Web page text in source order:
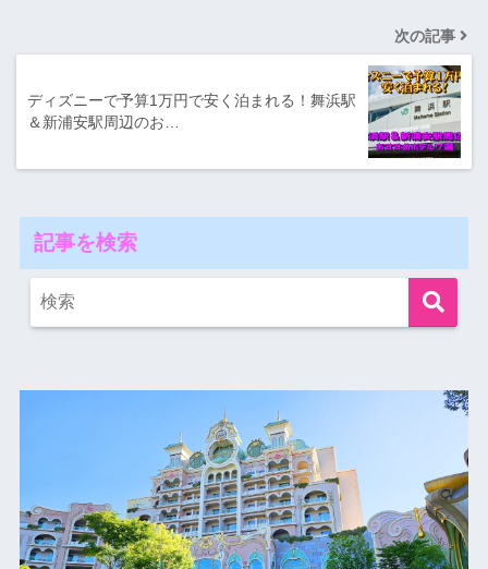
次の記事
ディズニーで予算1万円で安く泊まれる！舞浜駅
＆新浦安駅周辺のお…
記事を検索